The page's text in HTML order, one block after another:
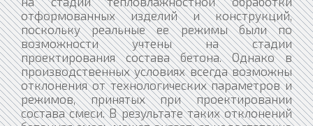
отформованных изделий и конструкций,
поскольку реальные ее режимы были по
возможности учтены на стадии
проектирования состава бетона. Однако в
производственных условиях всегда возможны
отклонения от технологических параметров и
режимов, принятых при проектировании
состава смеси. В результате таких отклонений